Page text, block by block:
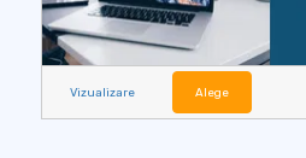
Vizualizare Alege